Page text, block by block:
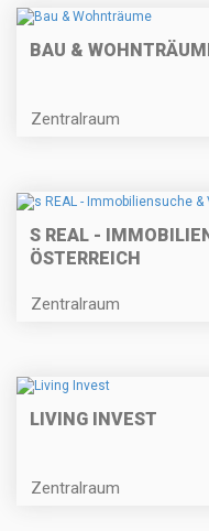
BAU &
Zentralraum
S REAL -
ÖSTERREICH
Zentralraum
LIVING INVEST
Zentralraum